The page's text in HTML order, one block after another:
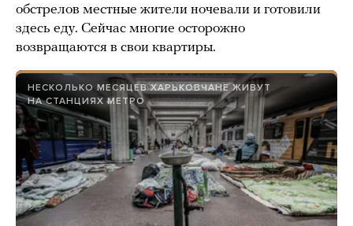
обстрелов местные жители ночевали и готовили
здесь еду. Сейчас многие осторожно
возвращаются в свои квартиры.
НЕСКОЛЬКО МЕСЯЦЕВ ХАРЬКОВЧАНЕ ЖИВУТ
НА СТАНЦИЯХ МЕТРО